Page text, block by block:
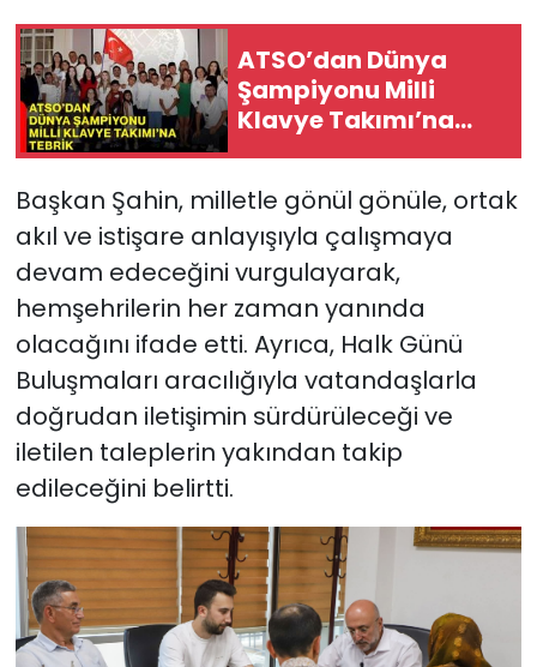
ATSO’dan Dünya
Şampiyonu Milli
Klavye Takımı’na
tebrik
Başkan Şahin, milletle gönül gönüle, ortak
akıl ve istişare anlayışıyla çalışmaya
devam edeceğini vurgulayarak,
hemşehrilerin her zaman yanında
olacağını ifade etti. Ayrıca, Halk Günü
Buluşmaları aracılığıyla vatandaşlarla
doğrudan iletişimin sürdürüleceği ve
iletilen taleplerin yakından takip
edileceğini belirtti.